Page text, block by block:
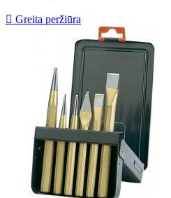
 Greita peržiūra